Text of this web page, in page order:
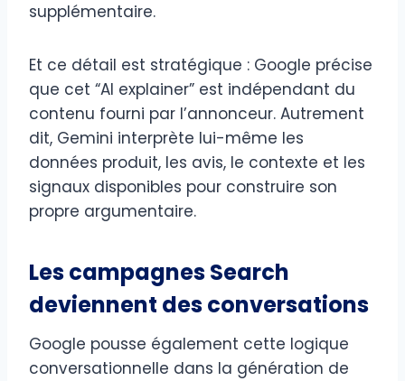
supplémentaire.
Et ce détail est stratégique : Google précise
que cet “AI explainer” est indépendant du
contenu fourni par l’annonceur. Autrement
dit, Gemini interprète lui-même les
données produit, les avis, le contexte et les
signaux disponibles pour construire son
propre argumentaire.
Les campagnes Search
deviennent des conversations
Google pousse également cette logique
conversationnelle dans la génération de